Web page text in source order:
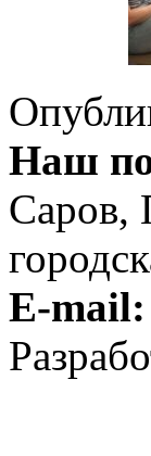
Наш
Саров,
E-mail: